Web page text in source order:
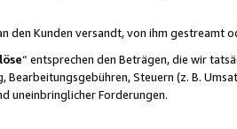
Kunden versandt, von ihm gestreamt
“ entsprechen den Beträgen, die wir
Steuern (z. B.
uneinbringlicher Forderungen.